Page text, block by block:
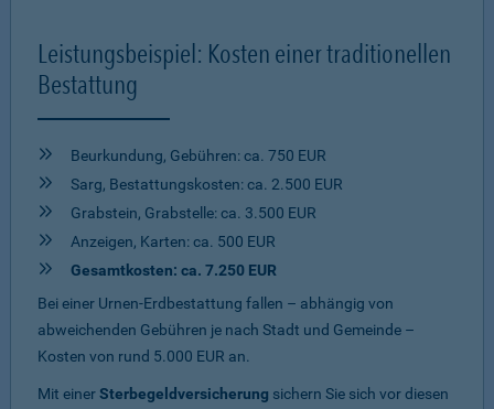
Leistungsbeispiel: Kosten einer traditionellen
Bestattung
Beurkundung, Gebühren: ca. 750 EUR
Sarg, Bestattungskosten: ca. 2.500 EUR
Grabstein, Grabstelle: ca. 3.500 EUR
Anzeigen, Karten: ca. 500 EUR
Gesamtkosten: ca. 7.250 EUR
Bei einer Urnen-Erdbestattung fallen – abhängig von
abweichenden Gebühren je nach Stadt und Gemeinde –
Kosten von rund 5.000 EUR an.
Mit einerSterbegeldversicherung sichern Sie sich vor diesen